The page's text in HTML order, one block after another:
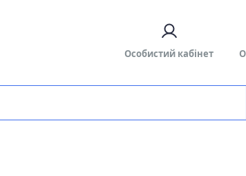
Особистий кабінет